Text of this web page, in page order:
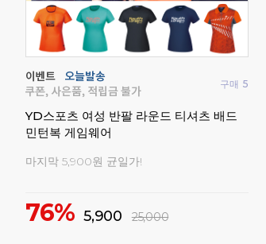
구매 5
YD스포츠 여성 반팔 라운드 티셔츠 배드
민턴복 게임웨어
마지막 5,900원 균일가!
76% 5,900 25,000